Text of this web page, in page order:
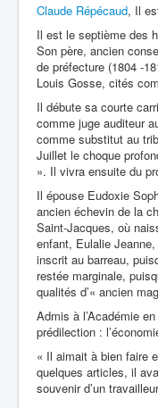
Claude Répécaud, Il
Il est le septième des
Son père, ancien
de préfecture (1804 -
Louis Gosse, cités
Il débute sa courte
comme juge auditeur
comme substitut au
Juillet le choque
». Il vivra ensuite du
Il épouse Eudoxie
ancien échevin de la
Saint-Jacques, où
enfant, Eulalie
inscrit au barreau,
restée marginale,
qualités d’« ancien
Admis à l’Académie
prédilection :
« Il aimait à bien faire
quelques articles, il
souvenir d’un